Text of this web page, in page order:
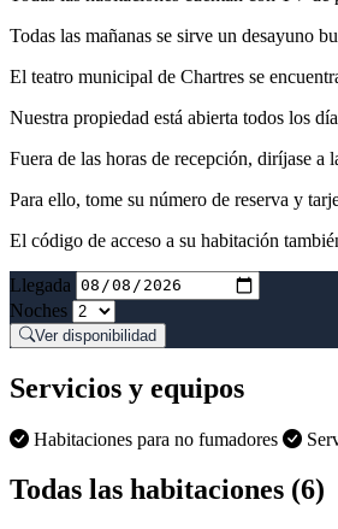
Todas las mañanas se sirve un desayuno
El teatro municipal de Chartres se
Nuestra propiedad está abierta todos los
Fuera de las horas de recepción, diríjase
Para ello, tome su número de reserva y
El código de acceso a su habitación
Llegada
Noches
Ver disponibilidad
Servicios y equipos
Habitaciones para no fumadores
Todas las habitaciones (6)